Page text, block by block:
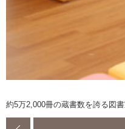
約5万2,000冊の蔵書数を誇る図